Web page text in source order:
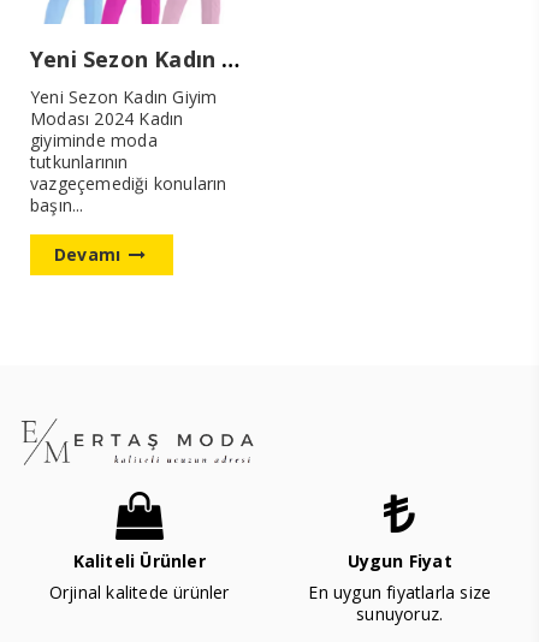
Yeni Sezon Kadın Giyim Modası 2024
Yeni Sezon Kadın Giyim
Modası 2024 Kadın
giyiminde moda
tutkunlarının
vazgeçemediği konuların
başın...
Devamı
Kaliteli Ürünler
Orjinal kalitede ürünler
Uygun Fiyat
En uygun fiyatlarla size
sunuyoruz.